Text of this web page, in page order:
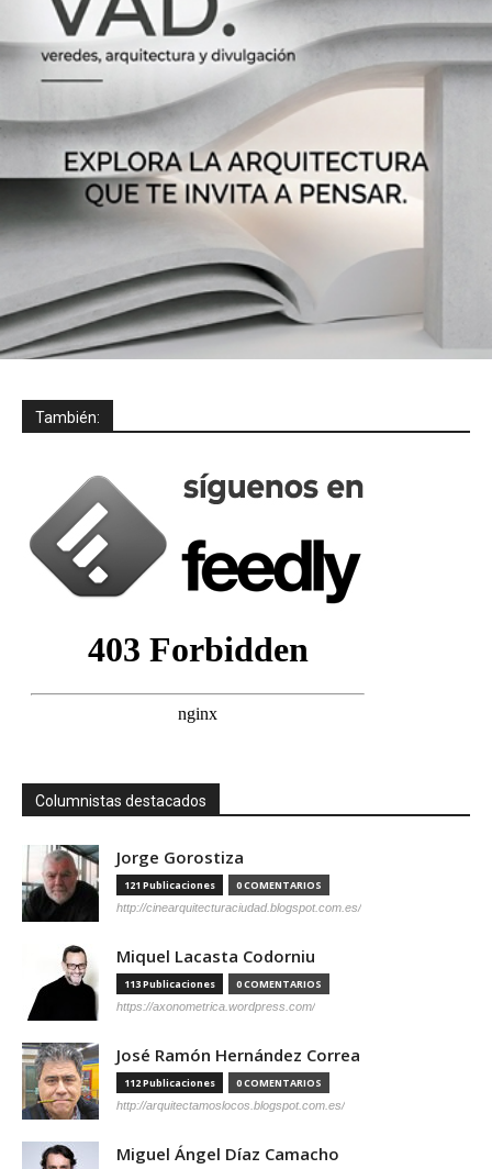
También:
Columnistas destacados
Jorge Gorostiza
121 Publicaciones 0 COMENTARIOS
http://cinearquitecturaciudad.blogspot.com.es/
Miquel Lacasta Codorniu
113 Publicaciones 0 COMENTARIOS
https://axonometrica.wordpress.com/
José Ramón Hernández Correa
112 Publicaciones 0 COMENTARIOS
http://arquitectamoslocos.blogspot.com.es/
Miguel Ángel Díaz Camacho